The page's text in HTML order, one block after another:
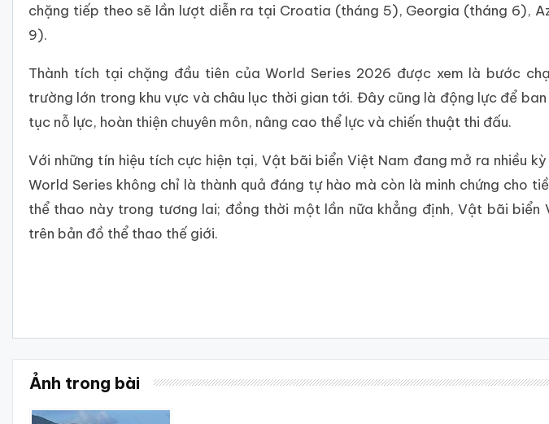
chặng tiếp theo sẽ lần lượt diễn ra tại Croatia (tháng 5), Georgia (tháng 6),
9).
Thành tích tại chặng đầu tiên của World Series 2026 được xem là bước
trường lớn trong khu vực và châu lục thời gian tới. Đây cũng là động lực để
tục nỗ lực, hoàn thiện chuyên môn, nâng cao thể lực và chiến thuật thi đấu.
Với những tín hiệu tích cực hiện tại, Vật bãi biển Việt Nam đang mở ra nhiều
World Series không chỉ là thành quả đáng tự hào mà còn là minh chứng cho
thể thao này trong tương lai; đồng thời một lần nữa khẳng định, Vật bãi biển
trên bản đồ thể thao thế giới.
Ảnh trong bài